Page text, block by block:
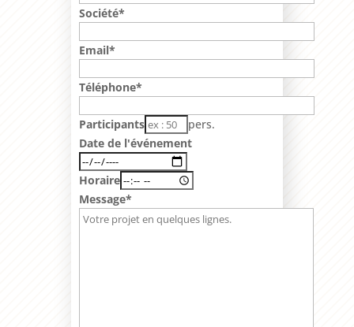
Société*
Email*
Téléphone*
Participants
pers.
Date de l'événement
Horaire
Message*